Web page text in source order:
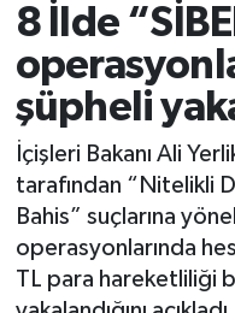
8 İlde
şüpheli
İçişleri Bakanı Ali
tarafından “Nitelikli
Bahis” suçlarına
operasyonlarında
TL para hareketliliği
Namaz Vakitleri
Trafik Durumu
Süper Lig Puan
Tüm Manşetler
Son Dakika